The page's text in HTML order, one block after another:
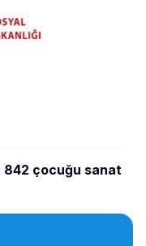
842 çocuğu sanat